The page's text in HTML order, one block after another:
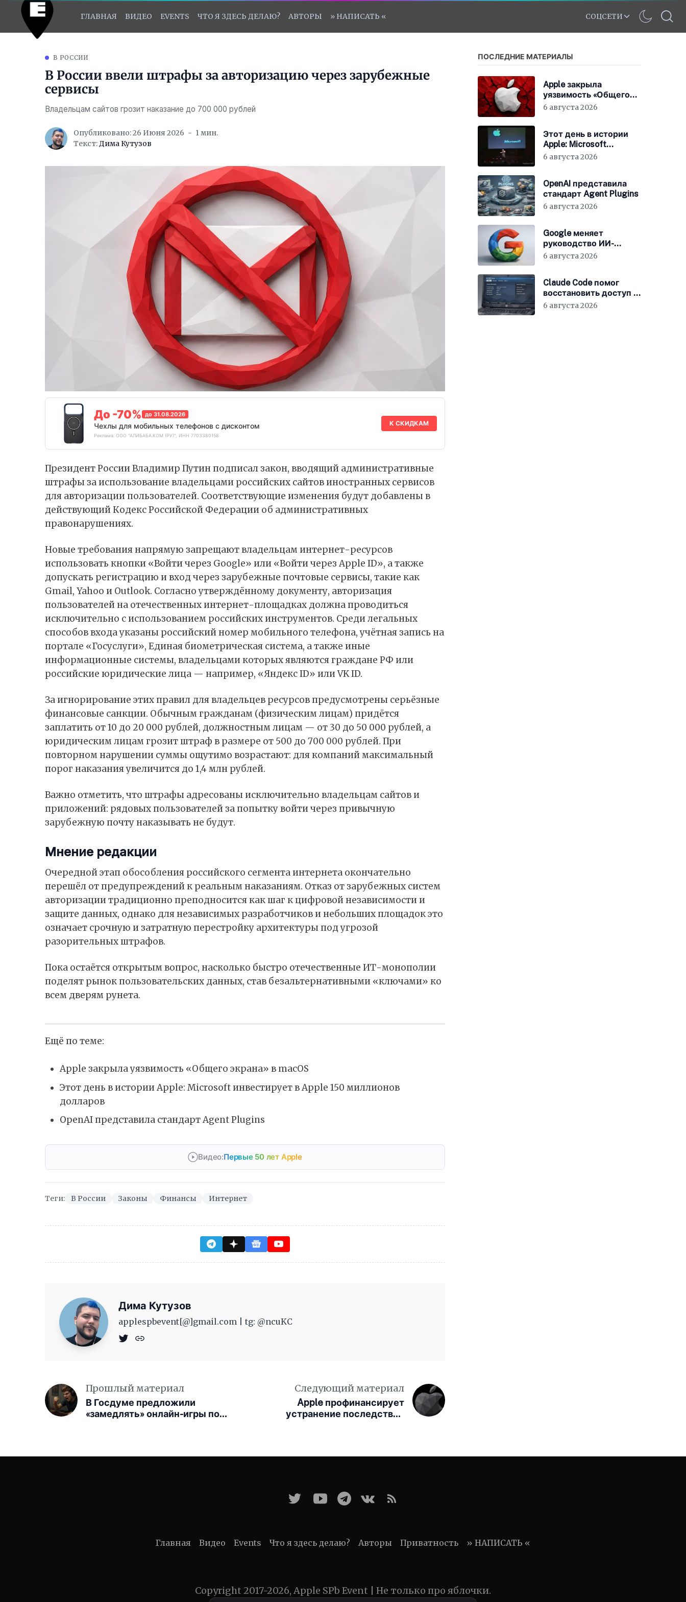
ГЛАВНАЯ ВИДЕО EVENTS ЧТО Я ЗДЕСЬ ДЕЛАЮ? АВТОРЫ » НАПИСАТЬ « СОЦСЕТИ
В РОССИИ
В России ввели штрафы за авторизацию через зарубежные
сервисы
Владельцам сайтов грозит наказание до 700 000 рублей
Опубликовано: 26 Июня 2026
1 мин.
Текст:Дима Кутузов
До -70% до 31.08.2026
Чехлы для мобильных телефонов с дисконтом
Реклама. ООО "АЛИБАБА.КОМ (РУ)", ИНН 7703380158
К СКИДКАМ
Президент России Владимир Путинподписал закон, вводящий административные
штрафы за использование владельцами российских сайтов иностранных сервисов
для авторизации пользователей. Соответствующие изменения будут добавлены в
действующий Кодекс Российской Федерации об административных
правонарушениях.
Новые требования напрямую запрещают владельцам интернет-ресурсов
использовать кнопки «Войти через Google» или «Войти через Apple ID», а также
допускать регистрацию и вход через зарубежные почтовые сервисы, такие как
Gmail, Yahoo и Outlook. Согласно утверждённому документу, авторизация
пользователей на отечественных интернет-площадках должна проводиться
исключительно с использованием российских инструментов. Среди легальных
способов входа указаны российский номер мобильного телефона, учётная запись на
портале «Госуслуги», Единая биометрическая система, а также иные
информационные системы, владельцами которых являются граждане РФ или
российские юридические лица — например, «Яндекс ID» или VK ID.
За игнорирование этих правил для владельцев ресурсов предусмотрены серьёзные
финансовые санкции. Обычным гражданам (физическим лицам) придётся
заплатить от 10 до 20 000 рублей, должностным лицам — от 30 до 50 000 рублей, а
юридическим лицам грозит штраф в размере от 500 до 700 000 рублей. При
повторном нарушении суммы ощутимо возрастают: для компаний максимальный
порог наказания увеличится до 1,4 млн рублей.
Важно отметить, что штрафы адресованы исключительно владельцам сайтов и
приложений: рядовых пользователей за попытку войти через привычную
зарубежную почту наказывать не будут.
Мнение редакции
Очередной этап обособления российского сегмента интернета окончательно
перешёл от предупреждений к реальным наказаниям. Отказ от зарубежных систем
авторизации традиционно преподносится как шаг к цифровой независимости и
защите данных, однако для независимых разработчиков и небольших площадок это
означает срочную и затратную перестройку архитектуры под угрозой
разорительных штрафов.
Пока остаётся открытым вопрос, насколько быстро отечественные ИТ-монополии
поделят рынок пользовательских данных, став безальтернативными «ключами» ко
всем дверям рунета.
Ещё по теме:
Apple закрыла уязвимость «Общего экрана» в macOS
Этот день в истории Apple: Microsoft инвестирует в Apple 150 миллионов
долларов
OpenAI представила стандарт Agent Plugins
Видео:Первые 50 лет Apple
Теги: В России Законы Финансы Интернет
Дима Кутузов
applespbevent[@]gmail.com | tg: @ncuKC
Прошлый материал
В Госдуме предложили
«замедлять» онлайн-игры по
Следующий материал
Apple профинансирует
устранение последствий
ПОСЛЕДНИЕ МАТЕРИАЛЫ
Apple закрыла
уязвимость «Общего
экрана» в macOS
6 августа 2026
Этот день в истории
Apple: Microsoft
инвестирует в Apple
6 августа 2026
OpenAI представила
стандарт Agent Plugins
6 августа 2026
Google меняет
руководство ИИ-
направления
6 августа 2026
Claude Code помог
восстановить доступ к
BIOS ноутбука
6 августа 2026
Главная Видео Events Что я здесь делаю? Авторы Приватность » НАПИСАТЬ «
Copyright 2017-2026, Apple SPb Event | Не только про яблочки.